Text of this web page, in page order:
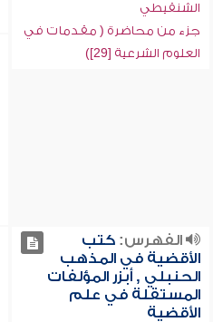
الشنقيطي
جزء من محاضرة ( مقدمات في
العلوم الشرعية [29])
الفهرس:كتب
الأقضية في المذهب
الحنبلي , أبزر المؤلفات
المستقلة في علم
الأقضية